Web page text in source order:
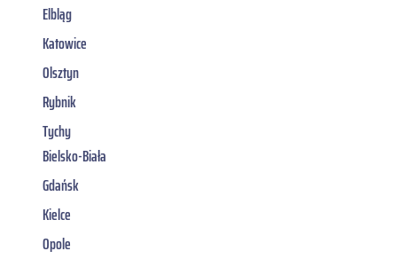
Elbląg
Katowice
Olsztyn
Rybnik
Tychy
Bielsko-Biała
Gdańsk
Kielce
Opole